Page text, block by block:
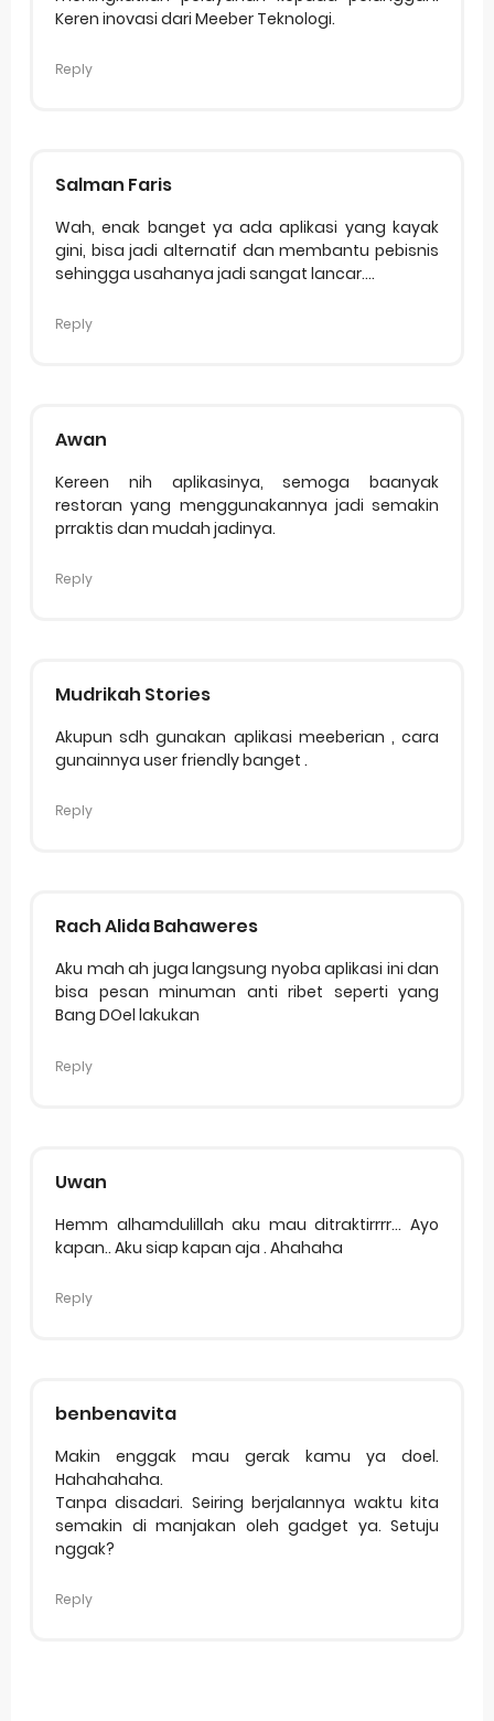
Keren inovasi dari Meeber Teknologi.
Reply
Salman Faris
Wah, enak banget ya ada aplikasi yang kayak
gini, bisa jadi alternatif dan membantu pebisnis
sehingga usahanya jadi sangat lancar....
Reply
Awan
Kereen nih aplikasinya, semoga baanyak
restoran yang menggunakannya jadi semakin
prraktis dan mudah jadinya.
Reply
Mudrikah Stories
Akupun sdh gunakan aplikasi meeberian , cara
gunainnya user friendly banget .
Reply
Rach Alida Bahaweres
Aku mah ah juga langsung nyoba aplikasi ini dan
bisa pesan minuman anti ribet seperti yang
Bang DOel lakukan
Reply
Uwan
Hemm alhamdulillah aku mau ditraktirrrr... Ayo
kapan.. Aku siap kapan aja . Ahahaha
Reply
benbenavita
Makin enggak mau gerak kamu ya doel.
Hahahahaha.
Tanpa disadari. Seiring berjalannya waktu kita
semakin di manjakan oleh gadget ya. Setuju
nggak?
Reply